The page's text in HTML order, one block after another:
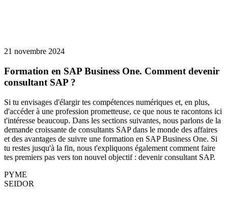
21 novembre 2024
Formation en SAP Business One. Comment devenir
consultant SAP ?
Si tu envisages d'élargir tes compétences numériques et, en plus,
d'accéder à une profession prometteuse, ce que nous te racontons ici
t'intéresse beaucoup. Dans les sections suivantes, nous parlons de la
demande croissante de consultants SAP dans le monde des affaires
et des avantages de suivre une formation en SAP Business One. Si
tu restes jusqu'à la fin, nous t'expliquons également comment faire
tes premiers pas vers ton nouvel objectif : devenir consultant SAP.
PYME
SEIDOR